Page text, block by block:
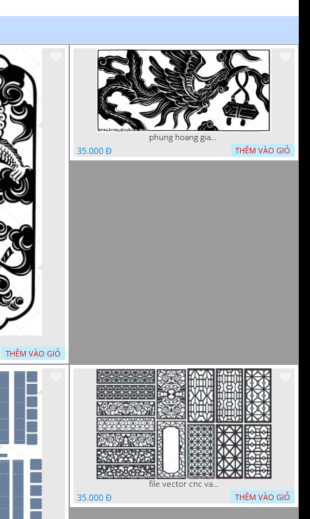
THÊM VÀO GIỎ
phung hoang giao thu cnc
35.000 Đ
THÊM VÀO GIỎ
file vector cnc vach ngan hang rao decor dac sac chua tung phung phi
35.000 Đ
THÊM VÀO GIỎ